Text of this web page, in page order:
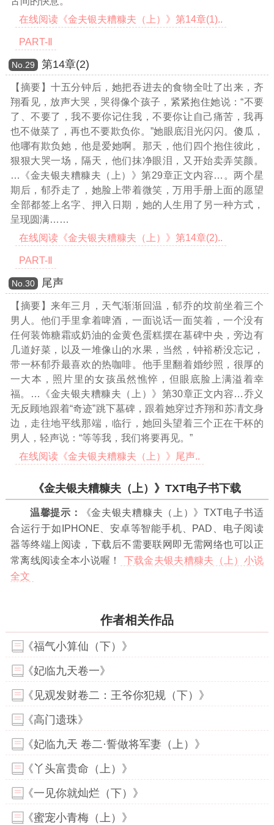
在线阅读《金夫银夫糟糠夫（上）》第14章(1)..
PART-Ⅱ
Νο.29 第14章(2)
【摘要】十五分钟后，她把吞进去的食物全吐了出来，齐
翔看见，放声大哭，哭得像个孩子，紧紧抱住她说：“不要
了、不要了，我不要你记住我，不要你让自己痛苦，我再
也不做菜了，再也不要欺负你。”她眼底泪光闪闪。傻瓜，
他哪有欺负她，他是爱她啊。那天，他们四个抱住彼此，
狠狠大哭一场，隔天，他们抹净眼泪，又开始卖弄笑颜。
…《金夫银夫糟糠夫（上）》第29章正文内容… 。两个星
期后，郁乔走了，她脸上带着微笑，万用手册上面的愿望
全部都签上名字、押入日期，她的人生用了另一种方式，
呈现圆满……
在线阅读《金夫银夫糟糠夫（上）》第14章(2)..
PART-Ⅱ
Νο.30 尾声
【摘要】来年三月，天气渐渐回温，郁乔的坟前坐着三个
男人。他们手里拿着啤酒，一面说话一面笑着，一个没有
任何装饰糖霜或奶油的金黄色蛋糕摆在墓碑中央，旁边有
几道好菜，以及一堆像山的水果，当然，钟裕桥没忘记，
带一杯郁乔最喜欢的热咖啡。他手里翻着婚纱照，很厚的
一大本，照片里的女孩虽然憔悴，但眼底脸上满溢着幸
福。
…《金夫银夫糟糠夫（上）》第30章正文内容…乔义
无反顾地跟着“奇迹”跳下墓碑，跟着她穿过齐翔和苏凊文身
边，走往地平线那端，临行，她回头望着三个正在干杯的
男人，轻声说：“等等我，我们将要再见。”
在线阅读《金夫银夫糟糠夫（上）》尾声..
《金夫银夫糟糠夫（上）》TXT电子书下载
温馨提示：
《金夫银夫糟糠夫（上）》TXT电子书适
合运行于如IPHONE、安卓等智能手机、PAD、电子阅读
器等终端上阅读，下载后不需要联网即无需网络也可以正
常离线阅读全本小说喔！
下载金夫银夫糟糠夫（上）小说
全文
作者相关作品
《福气小算仙（下）》
《妃临九天卷一》
《见观发财卷二：王爷你犯规（下）》
《高门遗珠》
《妃临九天 卷二·誓做将军妻（上）》
《丫头富贵命（上）》
《一见你就灿烂（下）》
《蜜宠小青梅（上）》